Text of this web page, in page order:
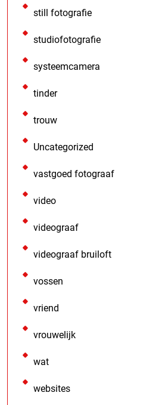
still fotografie
studiofotografie
systeemcamera
tinder
trouw
Uncategorized
vastgoed fotograaf
video
videograaf
videograaf bruiloft
vossen
vriend
vrouwelijk
wat
websites